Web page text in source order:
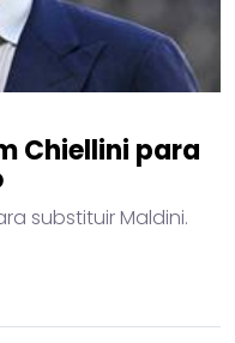
Chiellini para
substituir Maldini.